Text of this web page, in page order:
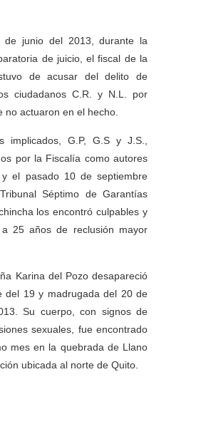
de junio del 2013, durante la
de juicio, el fiscal de la
de acusar del delito de
ciudadanos C.R. y N.L. por
no actuaron en el hecho.
implicados, G.P, G.S y J.S.,
por la Fiscalía como autores
el pasado 10 de septiembre
Séptimo de Garantías
los encontró culpables y
25 años de reclusión mayor
Karina del Pozo desapareció
del 19 y madrugada del 20 de
Su cuerpo, con signos de
sexuales, fue encontrado
mes en la quebrada de Llano
ubicada al norte de Quito.